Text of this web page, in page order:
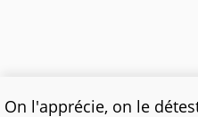
On l'apprécie, on le